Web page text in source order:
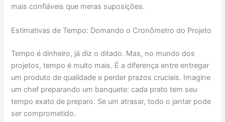
mais confiáveis que meras suposições.
Estimativas de Tempo: Domando o Cronômetro do Projeto
Tempo é dinheiro, já diz o ditado. Mas, no mundo dos
projetos, tempo é muito mais. É a diferença entre entregar
um produto de qualidade e perder prazos cruciais. Imagine
um chef preparando um banquete: cada prato tem seu
tempo exato de preparo. Se um atrasar, todo o jantar pode
ser comprometido.